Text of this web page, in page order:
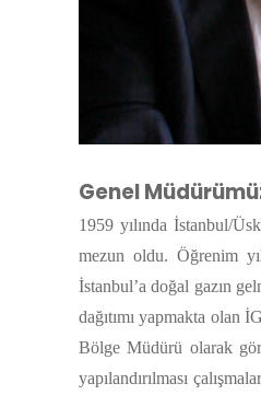
Genel
1959 yılında İstanbul/
mezun oldu. Öğrenim
İstanbul’a doğal gazın
dağıtımı yapmakta olan
Bölge Müdürü olarak
yapılandırılması